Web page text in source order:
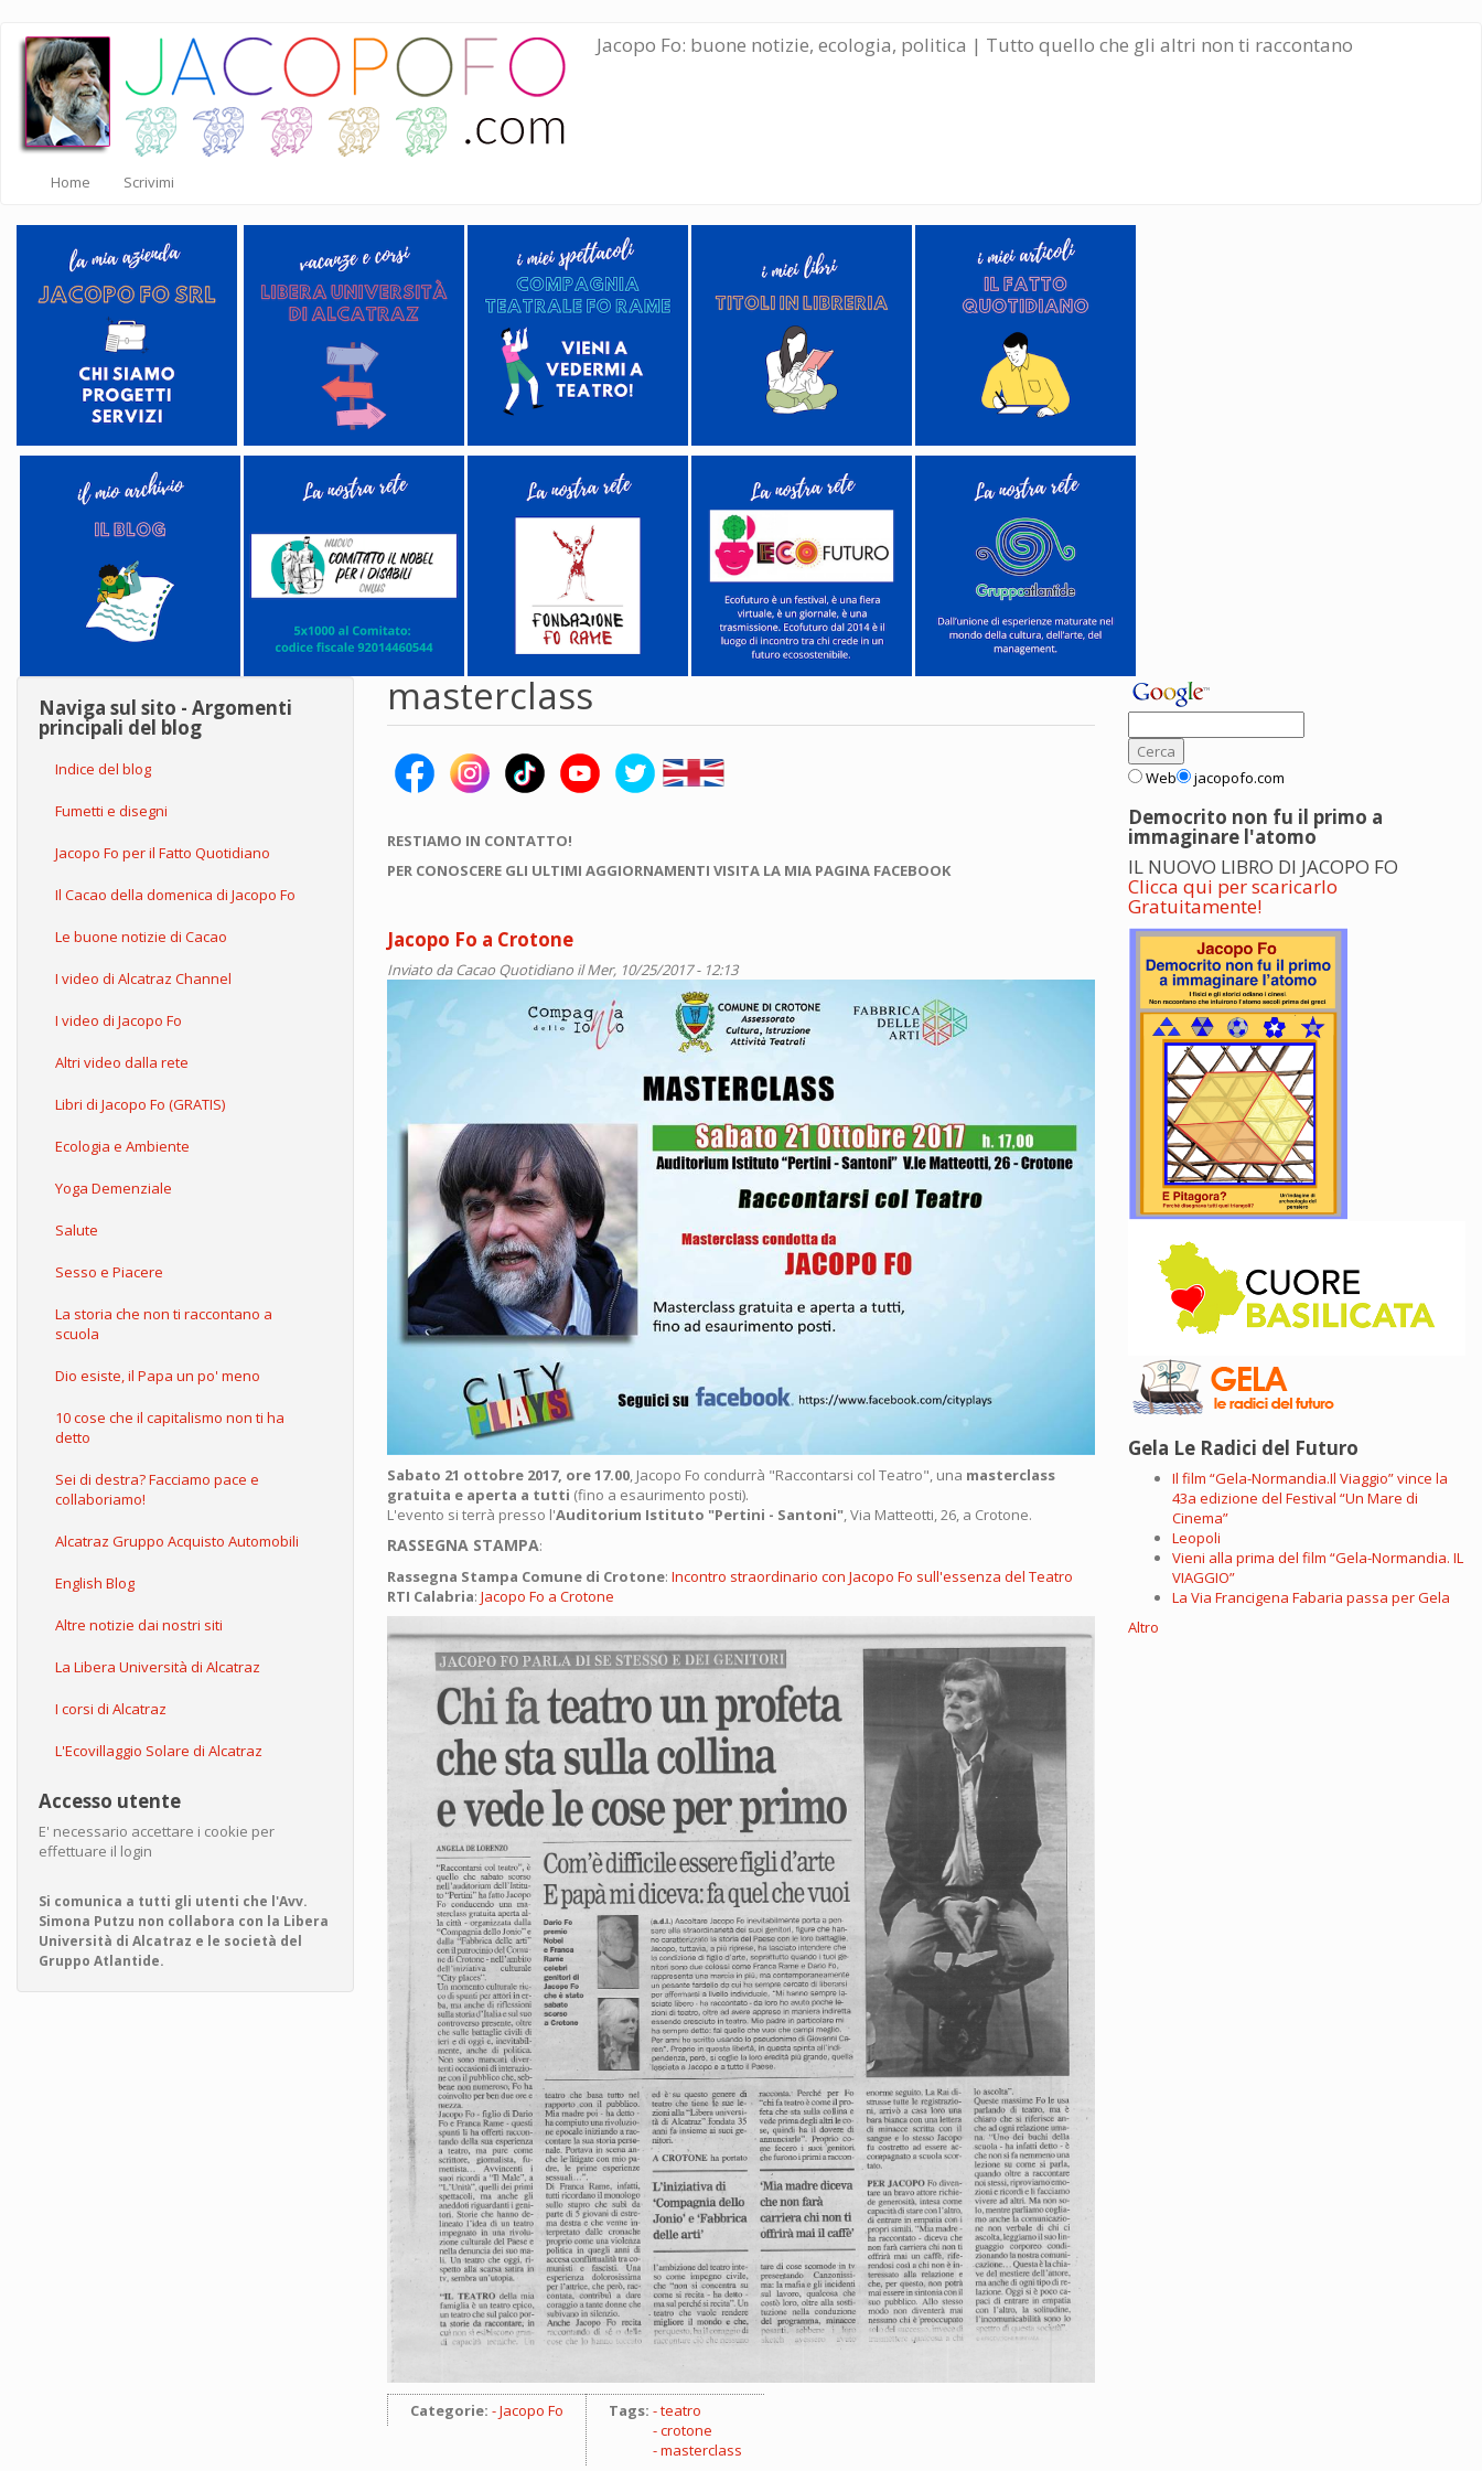
Salta
contenuto
principale
Jacopo Fo: buone notizie, ecologia, politica | Tutto quello che gli altri non ti raccontano
Home Scrivimi
Naviga sul sito - Argomenti
principali del blog
Indice del blog
Fumetti e disegni
Jacopo Fo per il Fatto Quotidiano
Il Cacao della domenica di Jacopo Fo
Le buone notizie di Cacao
I video di Alcatraz Channel
I video di Jacopo Fo
Altri video dalla rete
Libri di Jacopo Fo (GRATIS)
Ecologia e Ambiente
Yoga Demenziale
Salute
Sesso e Piacere
La storia che non ti raccontano a
scuola
Dio esiste, il Papa un po' meno
10 cose che il capitalismo non ti ha
detto
Sei di destra? Facciamo pace e
collaboriamo!
Alcatraz Gruppo Acquisto Automobili
English Blog
Altre notizie dai nostri siti
La Libera Università di Alcatraz
I corsi di Alcatraz
L'Ecovillaggio Solare di Alcatraz
Accesso utente
E' necessario accettare i cookie per
effettuare il login
Si comunica a tutti gli utenti che l'Avv.
Simona Putzu non collabora con la Libera
Università di Alcatraz e le società del
Gruppo Atlantide.
masterclass
RESTIAMO IN CONTATTO!
PER CONOSCERE GLI ULTIMI AGGIORNAMENTI VISITA LA MIA PAGINA FACEBOOK
Jacopo Fo a Crotone
Inviato daCacao Quotidiano il Mer, 10/25/2017 - 12:13
Sabato 21 ottobre 2017, ore 17.00, Jacopo Fo condurrà "Raccontarsi col Teatro", una masterclass
gratuita e aperta a tutti (fino a esaurimento posti).
L'evento si terrà presso l'Auditorium Istituto "Pertini - Santoni", Via Matteotti, 26, a Crotone.
RASSEGNA STAMPA:
Rassegna Stampa Comune di Crotone: Incontro straordinario con Jacopo Fo sull'essenza del Teatro
RTI Calabria: Jacopo Fo a Crotone
Categorie: Jacopo Fo Tags:
teatro
crotone
masterclass
Web jacopofo.com
Democrito non fu il primo a
immaginare l'atomo
IL NUOVO LIBRO DI JACOPO FO
Clicca qui per scaricarlo
Gratuitamente!
Gela Le Radici del Futuro
Il film “Gela-Normandia.Il Viaggio” vince la
43a edizione del Festival “Un Mare di
Cinema”
Leopoli
Vieni alla prima del film “Gela-Normandia. IL
VIAGGIO”
La Via Francigena Fabaria passa per Gela
Altro